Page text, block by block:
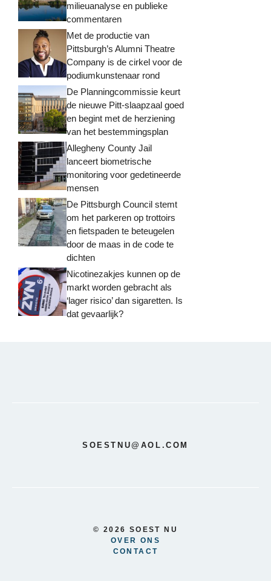
milieuanalyse en publieke
commentaren
Met de productie van
Pittsburgh’s Alumni Theatre
Company is de cirkel voor de
podiumkunstenaar rond
De Planningcommissie keurt
de nieuwe Pitt-slaapzaal goed
en begint met de herziening
van het bestemmingsplan
Allegheny County Jail
lanceert biometrische
monitoring voor gedetineerde
mensen
De Pittsburgh Council stemt
om het parkeren op trottoirs
en fietspaden te beteugelen
door de maas in de code te
dichten
Nicotinezakjes kunnen op de
markt worden gebracht als
‘lager risico’ dan sigaretten. Is
dat gevaarlijk?
SOESTNU@AOL.COM
© 2026 SOEST NU
OVER ONS
CONTACT